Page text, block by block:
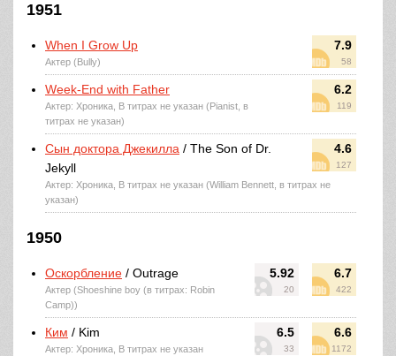
1951
7.9
58
When I Grow Up
Актер (Bully)
6.2
119
Week-End with Father
Актер: Хроника, В титрах не указан (Pianist, в
титрах не указан)
4.6
127
Сын доктора Джекилла / The Son of Dr.
Jekyll
Актер: Хроника, В титрах не указан (William Bennett, в титрах не
указан)
1950
5.92
20
6.7
422
Оскорбление / Outrage
Актер (Shoeshine boy (в титрах: Robin
Camp))
6.5
33
6.6
1172
Ким / Kim
Актер: Хроника, В титрах не указан